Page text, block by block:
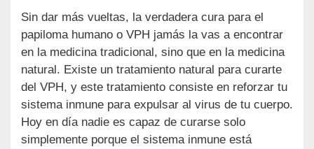
Sin dar más vueltas, la verdadera cura para el
papiloma humano o VPH jamás la vas a encontrar
en la medicina tradicional, sino que en la medicina
natural. Existe un tratamiento natural para curarte
del VPH, y este tratamiento consiste en reforzar tu
sistema inmune para expulsar al virus de tu cuerpo.
Hoy en día nadie es capaz de curarse solo
simplemente porque el sistema inmune está